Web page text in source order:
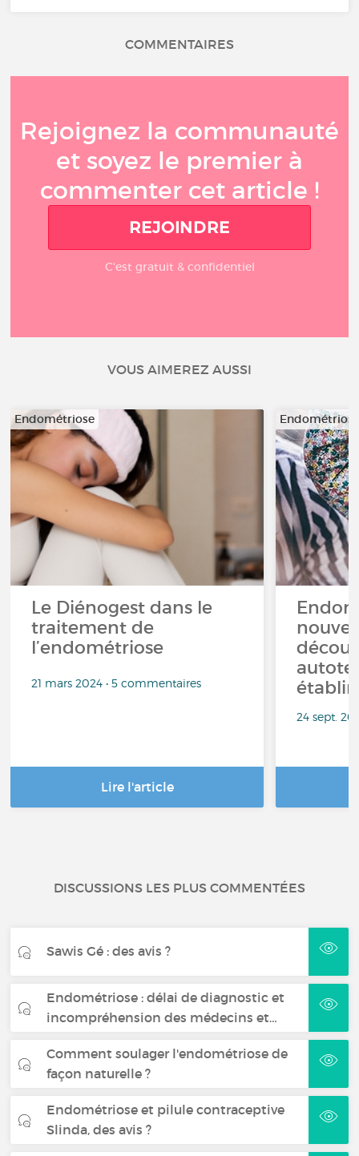
COMMENTAIRES
Rejoignez la communauté
et soyez le premier à
commenter cet article !
REJOINDRE
C'est gratuit & confidentiel
VOUS AIMEREZ AUSSI
Endométriose
Le Diénogest dans le
traitement de
l’endométriose
21 mars 2024 • 5 commentaires
Lire l'article
établir
24 sept.
DISCUSSIONS LES PLUS COMMENTÉES
Sawis Gé : des avis ?
Endométriose : délai de diagnostic et
incompréhension des médecins et…
Comment soulager l'endométriose de
façon naturelle ?
Endométriose et pilule contraceptive
Slinda, des avis ?